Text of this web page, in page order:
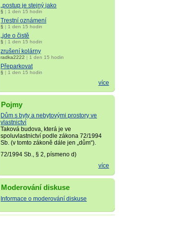
„postup je stejný jako
§ | 1 den 15 hodin
Trestní oznámení
§ 1 den 15 hodin
„jde o čistě
§ 1 den 15 hodin
zrušení kolárny
radka2222 | 1 den 15 hodin
Přeparkovat
§ | 1 den 15 hodin
více
Pojmy
Dům s byty a nebytovými prostory ve
vlastnictví
Taková budova, která je ve
spoluvlastnictví podle zákona 72/1994
Sb. (v tomto zákoně dále jen „dům“).
72/1994 Sb., § 2, písmeno d)
více
Moderování diskuse
Informace o moderování diskuse